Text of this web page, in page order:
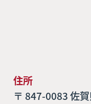
住所
〒 847-0083 佐